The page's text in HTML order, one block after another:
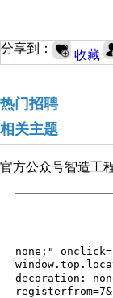
分享到： 收藏
热门招聘
相关主题
官方公众号智造工